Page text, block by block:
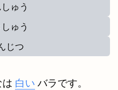
ゅう
ゅう
じつ
白い バラです。